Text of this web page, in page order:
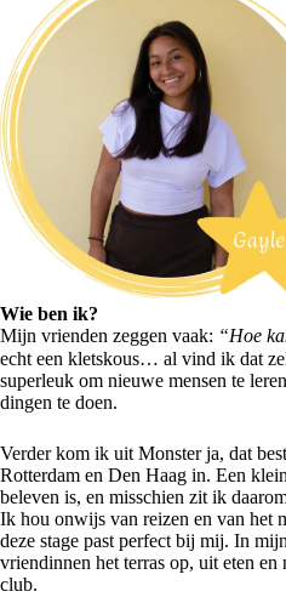
Wie ben ik?
Mijn vrienden zeggen vaak: “Hoe
echt een kletskous… al vind ik dat
superleuk om nieuwe mensen te
dingen te doen.
Verder kom ik uit Monster ja, dat
Rotterdam en Den Haag in. Een
beleven is, en misschien zit ik
Ik hou onwijs van reizen en van het
deze stage past perfect bij mij. In
vriendinnen het terras op, uit eten
club.